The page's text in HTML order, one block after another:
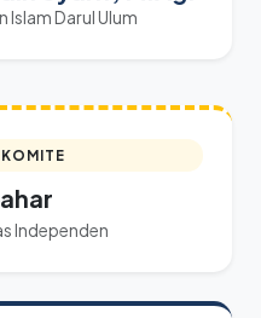
Islam Darul Ulum
Independen